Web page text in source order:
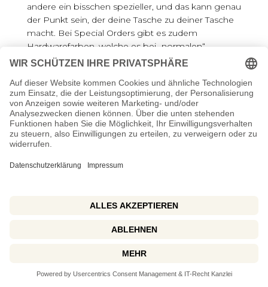
andere ein bisschen spezieller, und das kann genau
der Punkt sein, der deine Tasche zu deiner Tasche
macht. Bei Special Orders gibt es zudem
Hardwarefarben, welche es bei „normalen“
Taschen nicht zum Einsatz kommen.
Wenn du mich fragst, wie man hardwareseitig
insider wählt, dann sage ich nicht nimm immer das
eine, sondern ich schaue auf Balance.
Kontrastreiches Multico mit sehr auffälliger
Hardware kann schnell zu viel werden, während
eine ruhige Verso Konfiguration durch eine
besondere Hardware genau den richtigen Twist
eine Status Sache sind, sondern ein echtes Design
die eigentliche Magie, nicht das Haben wollen, das